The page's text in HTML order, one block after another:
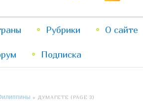
Перейти
к
Перейти
к
Рубрики О сайте
Подписка
» ДУМАГЕТЕ (PAGE 3)